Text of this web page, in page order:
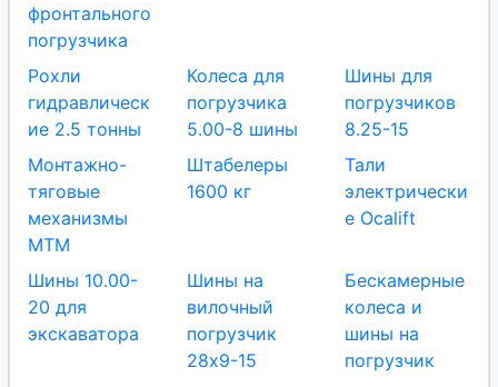
фронтального
погрузчика
Рохли
гидравлическ
ие 2.5 тонны
Колеса для
погрузчика
5.00-8 шины
Шины для
погрузчиков
8.25-15
Монтажно-
тяговые
механизмы
МТМ
Штабелеры
1600 кг
Тали
электрически
е Ocalift
Шины 10.00-
20 для
экскаватора
Шины на
вилочный
погрузчик
28х9-15
Бескамерные
колеса и
шины на
погрузчик